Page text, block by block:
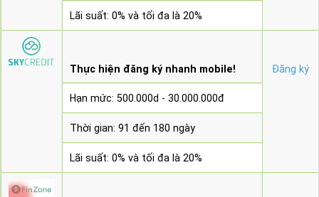
Lãi suất: 0% và tối đa là 20%
Thực hiện đăng ký nhanh mobile! Đăng ký
Hạn mức: 500.000d - 30.000.000đ
Thời gian: 91 đến 180 ngày
Lãi suất: 0% và tối đa là 20%